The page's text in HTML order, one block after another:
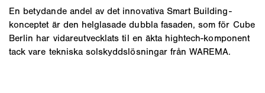
En betydande andel av det innovativa Smart Building-
konceptet är den helglasade dubbla fasaden, som för Cube
Berlin har vidareutvecklats til en äkta hightech-komponent
tack vare tekniska solskyddslösningar från WAREMA.